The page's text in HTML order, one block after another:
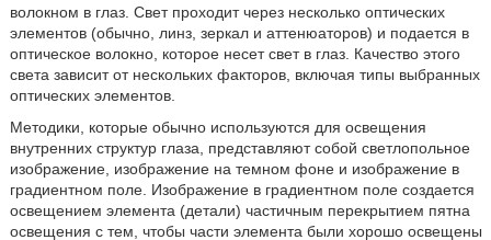
волокном в глаз. Свет проходит через несколько оптических
элементов (обычно, линз, зеркал и аттенюаторов) и подается в
оптическое волокно, которое несет свет в глаз. Качество этого
света зависит от нескольких факторов, включая типы выбранных
оптических элементов.
Методики, которые обычно используются для освещения
внутренних структур глаза, представляют собой светлопольное
изображение, изображение на темном фоне и изображение в
градиентном поле. Изображение в градиентном поле создается
освещением элемента (детали) частичным перекрытием пятна
освещения с тем, чтобы части элемента были хорошо освещены